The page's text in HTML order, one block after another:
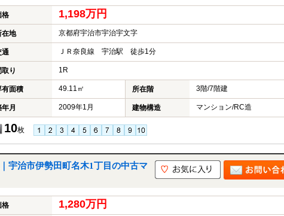
格 1,198万円
在地 京都府宇治市宇治宇文字
通 ＪＲ奈良線 宇治駅 徒歩1分
取り 1R
有面積 49.11㎡ 所在階 3階/7階建
月 2009年1月 建物構造 マンション/RC造
10枚
宇治市伊勢田町名木1丁目の中古マ
格 1,280万円